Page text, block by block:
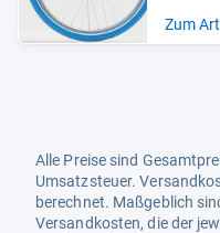
Zum
Alle Preise sind
Umsatzsteuer.
berechnet. Maßgeblich
Versandkosten, die der